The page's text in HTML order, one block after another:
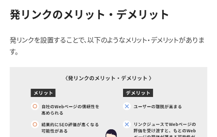
発リンクのメリット・デメリット
発リンクを設置することで、以下のようなメリット・デメリットがありま
す。